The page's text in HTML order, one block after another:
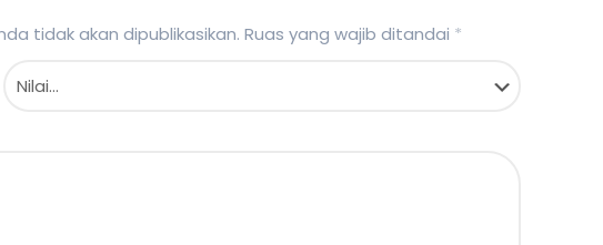
tidak akan dipublikasikan. Ruas yang wajib ditandai *